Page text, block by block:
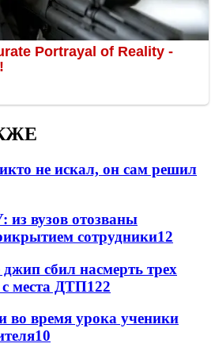
не искал, он сам решил
из вузов отозваны
сотрудники12
сбил насмерть трех
места ДТП122
во время урока ученики
10